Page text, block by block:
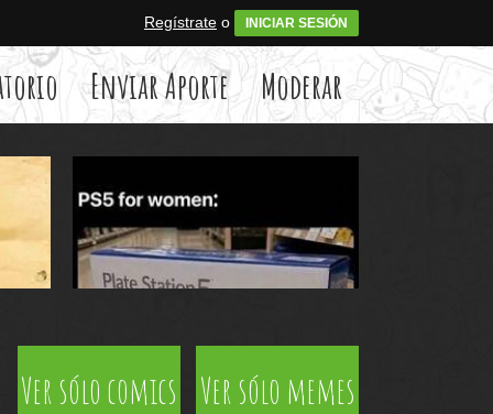
Regístrate o INICIAR SESIÓN
Enviar Aporte Moderar
Ver sólo comics Ver sólo memes